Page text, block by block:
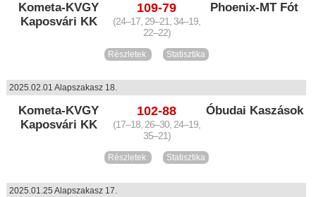
Kometa-KVGY
Kaposvári KK
109-79
(24–17, 29–21, 34–19,
22–22)
Phoenix-MT Fót
Részletek Statisztika
2025.02.01 Alapszakasz 18.
Kometa-KVGY
Kaposvári KK
102-88
(17–18, 26–30, 24–19,
35–21)
Óbudai Kaszások
Részletek Statisztika
2025.01.25 Alapszakasz 17.